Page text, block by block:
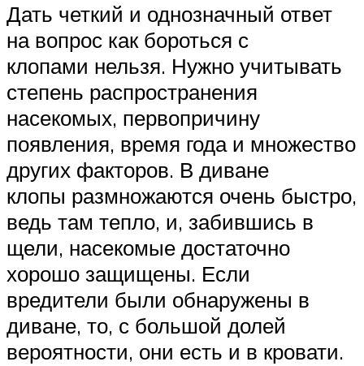
Дать четкий и однозначный ответ
на вопрос как бороться с
клопами нельзя. Нужно учитывать
степень распространения
насекомых, первопричину
появления, время года и множество
других факторов. В диване
клопы размножаются очень быстро,
ведь там тепло, и, забившись в
щели, насекомые достаточно
хорошо защищены. Если
вредители были обнаружены в
диване, то, с большой долей
вероятности, они есть и в кровати.